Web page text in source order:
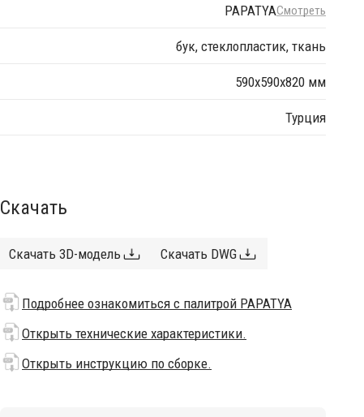
PAPATYAСмотреть
бук, стеклопластик, ткань
590х590х820 мм
Турция
Скачать
Скачать 3D-модель Скачать DWG
Подробнее ознакомиться с палитрой PAPATYA
Открыть технические характеристики.
Открыть инструкцию по сборке.